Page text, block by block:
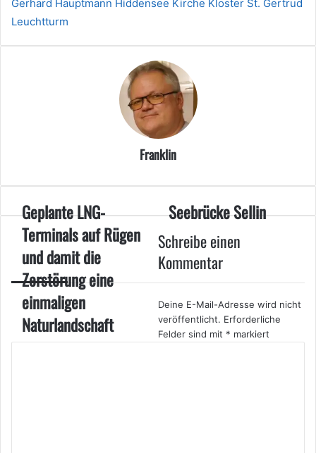
Gerhard Hauptmann Hiddensee Kirche Kloster St. Gertrud
Leuchtturm
Franklin
Geplante LNG-
Terminals auf Rügen
und damit die
Zerstörung eine
einmaligen
Naturlandschaft
Seebrücke Sellin
Schreibe einen
Kommentar
Deine E-Mail-Adresse wird nicht
veröffentlicht. Erforderliche
Felder sind mit * markiert